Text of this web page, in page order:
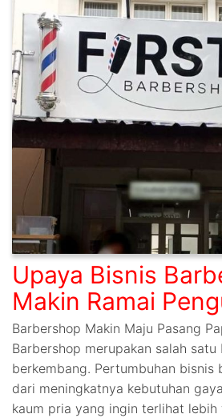
Upaya Bisnis
Makin Ramai
Barbershop Makin Maju Pasang
Barbershop merupakan salah
berkembang. Pertumbuhan bisnis
dari meningkatnya kebutuhan
kaum pria yang ingin terlihat